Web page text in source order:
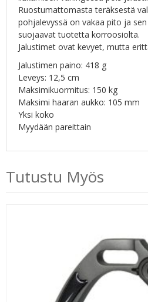
Ruostumattomasta teräksestä
pohjalevyssä on vakaa pito ja
suojaavat tuotetta korroosiolta.
Jalustimet ovat kevyet, mutta
Jalustimen paino: 418 g
Leveys: 12,5 cm
Maksimikuormitus: 150 kg
Maksimi haaran aukko: 105 mm
Yksi koko
Myydään pareittain
Tutustu Myös